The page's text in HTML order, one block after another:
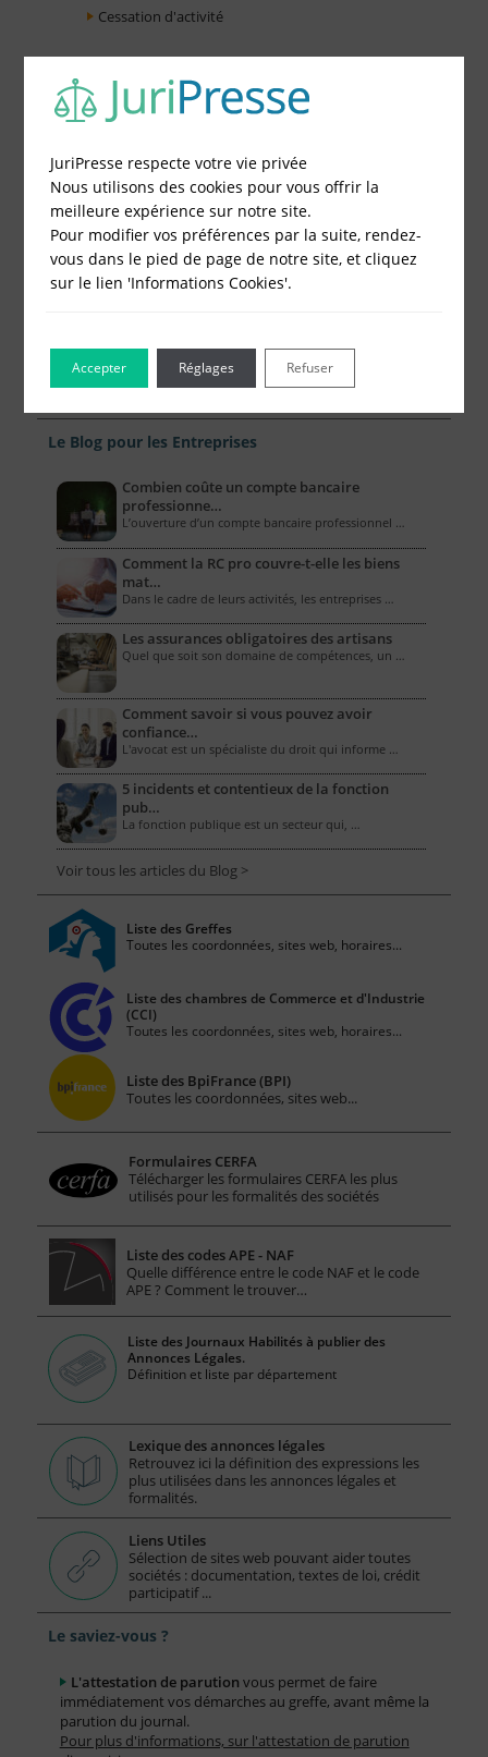
Cessation d'activité
Le Blog pour les Entreprises
Combien coûte un compte bancaire
professionne…
L’ouverture d’un compte bancaire professionnel …
Comment la RC pro couvre-t-elle les biens
mat…
Dans le cadre de leurs activités, les entreprises …
Les assurances obligatoires des artisans
Quel que soit son domaine de compétences, un …
Comment savoir si vous pouvez avoir
confiance…
L'avocat est un spécialiste du droit qui informe …
5 incidents et contentieux de la fonction
pub…
La fonction publique est un secteur qui, …
Voir tous les articles du Blog >
Liste des Greffes
Toutes les coordonnées, sites web, horaires...
Liste des chambres de Commerce et d'Industrie
(CCI)
Toutes les coordonnées, sites web, horaires...
Liste des BpiFrance (BPI)
Toutes les coordonnées, sites web...
Formulaires CERFA
Télécharger les formulaires CERFA les plus
utilisés pour les formalités des sociétés
Liste des codes APE - NAF
Quelle différence entre le code NAF et le code
APE ? Comment le trouver…
Liste des Journaux Habilités à publier des
Annonces Légales.
Définition et liste par département
Lexique des annonces légales
Retrouvez ici la définition des expressions les
plus utilisées dans les annonces légales et
formalités.
Liens Utiles
Sélection de sites web pouvant aider toutes
sociétés : documentation, textes de loi, crédit
participatif ...
Le saviez-vous ?
L'attestation de parution vous permet de faire
immédiatement vos démarches au greffe, avant même la
parution du journal.
Pour plus d'informations, sur l'attestation de parution
JuriPresse respecte votre vie privée
Nous utilisons des cookies pour vous offrir la
meilleure expérience sur notre site.
Pour modifier vos préférences par la suite, rendez-
vous dans le pied de page de notre site, et cliquez
sur le lien 'Informations Cookies'.
Accepter Refuser
Réglages